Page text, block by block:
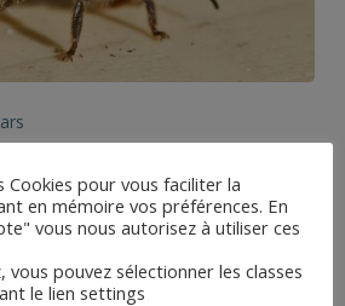
ces méconnus
y avoir des écarts entre la
sanitaire et sa présence
Cookies pour vous faciliter la
en mémoire vos préférences. En
vous nous autorisez à utiliser ces
vous pouvez sélectionner les classes
le lien settings